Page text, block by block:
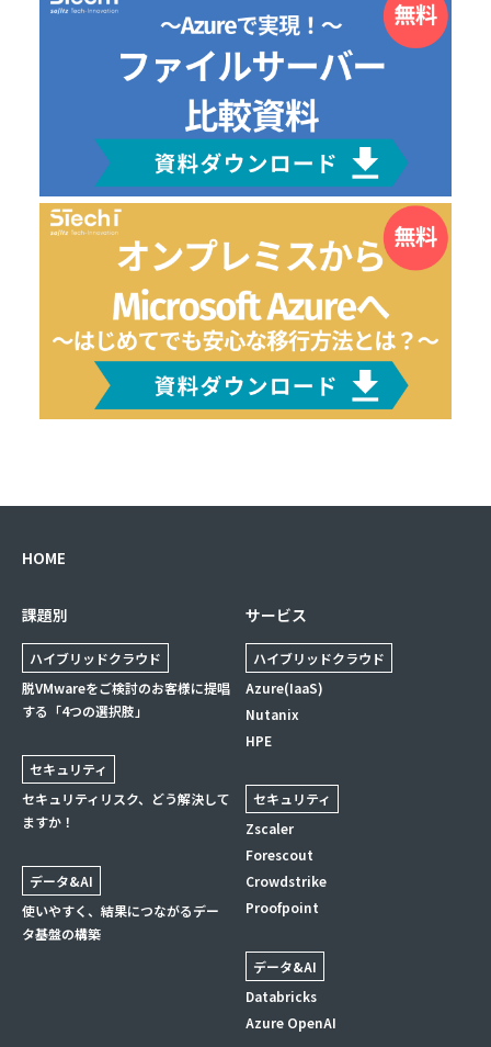
HOME
課題別
ハイブリッドクラウド
脱VMwareをご検討のお客様に提唱
する「4つの選択肢」
セキュリティ
セキュリティリスク、どう解決して
ますか！
データ&AI
使いやすく、結果につながるデー
タ基盤の構築
サービス
ハイブリッドクラウド
Azure(IaaS)
Nutanix
HPE
セキュリティ
Zscaler
Forescout
Crowdstrike
Proofpoint
データ&AI
Databricks
Azure OpenAI